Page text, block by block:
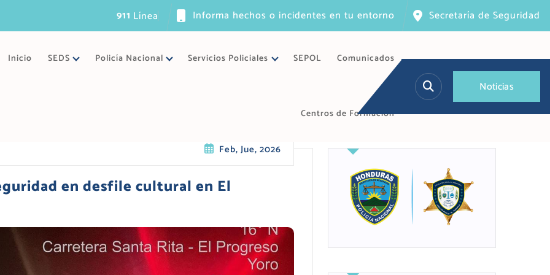
ea única Informa hechos o incidentes en tu entorno Secretaría de Seguridad
Inicio SEDS Policía Nacional Servicios Policiales SEPOL Comunicados
Centros de Formación
Noticias
Feb, Jue, 2026
en desfile cultural en El